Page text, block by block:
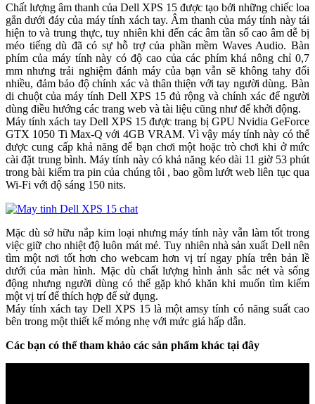
Chất lượng âm thanh của Dell XPS 15 được tạo bởi những chiếc loa
gắn dưới đáy của máy tính xách tay. Âm thanh của máy tính này tái
hiện to và trung thực, tuy nhiên khi đến các âm tần số cao âm dễ bị
méo tiếng dù đã có sự hỗ trợ của phần mềm Waves Audio. Bàn
phím của máy tính này có độ cao của các phím khá nông chỉ 0,7
mm nhưng trải nghiệm đánh máy của bạn vẫn sẽ không tahy đổi
nhiều, đảm bảo độ chính xác và thân thiện với tay người dùng. Bàn
di chuột của máy tính Dell XPS 15 đủ rộng và chính xác để người
dùng điều hướng các trang web và tài liệu cũng như để khởi động.
Máy tính xách tay Dell XPS 15 được trang bị GPU Nvidia GeForce
GTX 1050 Ti Max-Q với 4GB VRAM. Vì vậy máy tính này có thể
được cung cấp khả năng để bạn chơi một hoặc trò chơi khi ở mức
cài đặt trung bình. Máy tính này có khả năng kéo dài 11 giờ 53 phút
trong bài kiểm tra pin của chúng tôi , bao gồm lướt web liên tục qua
Wi-Fi với độ sáng 150 nits.
Mặc dù sở hữu nắp kim loại nhưng máy tính này vẫn làm tốt trong
việc giữ cho nhiệt độ luôn mát mẻ. Tuy nhiên nhà sản xuất Dell nên
tìm một nơi tốt hơn cho webcam hơn vị trí ngay phía trên bản lề
dưới của màn hình. Mặc dù chất lượng hình ảnh sắc nét và sống
động nhưng người dùng có thể gặp khó khăn khi muốn tìm kiếm
một vị trí để thích hợp để sử dụng.
Máy tính xách tay Dell XPS 15 là một amsy tính có năng suất cao
bên trong một thiết kế mỏng nhẹ với mức giá hấp dẫn.
Các bạn có thể tham khảo các sản phẩm khác tại đây